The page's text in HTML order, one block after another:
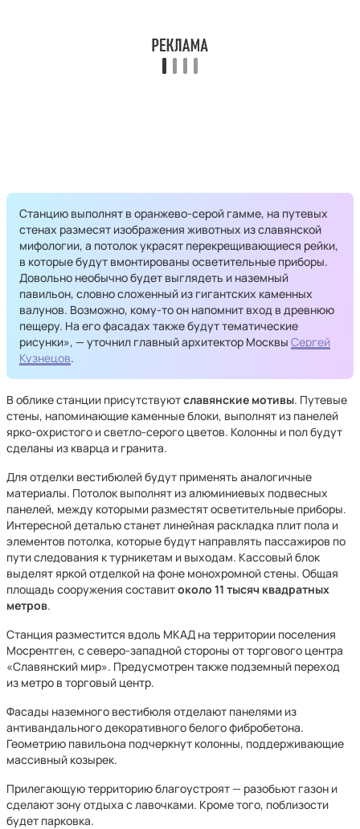
Станцию выполнят в оранжево-серой гамме, на путевых
стенах размесят изображения животных из славянской
мифологии, а потолок украсят перекрещивающиеся рейки,
в которые будут вмонтированы осветительные приборы.
Довольно необычно будет выглядеть и наземный
павильон, словно сложенный из гигантских каменных
валунов. Возможно, кому-то он напомнит вход в древнюю
пещеру. На его фасадах также будут тематические
рисунки», — уточнил главный архитектор Москвы Сергей
Кузнецов.
В облике станции присутствуютславянские мотивы. Путевые
стены, напоминающие каменные блоки, выполнят из панелей
ярко-охристого и светло-серого цветов. Колонны и пол будут
сделаны из кварца и гранита.
Для отделки вестибюлей будут применять аналогичные
материалы. Потолок выполнят из алюминиевых подвесных
панелей, между которыми разместят осветительные приборы.
Интересной деталью станет линейная раскладка плит пола и
элементов потолка, которые будут направлять пассажиров по
пути следования к турникетам и выходам. Кассовый блок
выделят яркой отделкой на фоне монохромной стены. Общая
площадь сооружения составитоколо 11 тысяч квадратных
метров.
Станция разместится вдоль МКАД на территории поселения
Мосрентген, с северо-западной стороны от торгового центра
«Славянский мир». Предусмотрен также подземный переход
из метро в торговый центр.
Фасады наземного вестибюля отделают панелями из
антивандального декоративного белого фибробетона.
Геометрию павильона подчеркнут колонны, поддерживающие
массивный козырек.
Прилегающую территорию благоустроят — разобьют газон и
сделают зону отдыха с лавочками. Кроме того, поблизости
будет парковка.